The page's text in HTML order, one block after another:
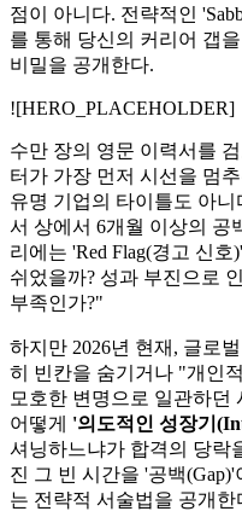
점이 아니다. 전략적인
를 통해 당신의 커리어 갭
비밀을 공개한다.
![HERO_PLACEHOLDER]
수만 장의 영문 이력서를
터가 가장 먼저 시선을 멈
유명 기업의 타이틀도 아
서 상에서 6개월 이상의 공
리에는 'Red Flag(경고 신
쉬었을까? 성과 부진으로
부족인가?"
하지만 2026년 현재, 글로
히 빈칸을 숨기거나 "개인적
모호한 변명으로 일관하던
어떻게 '의도적인 성장기
셔닝하느냐가 합격의 당락
진 그 빈 시간을 '공백
는 전략적 서술법을 공개한